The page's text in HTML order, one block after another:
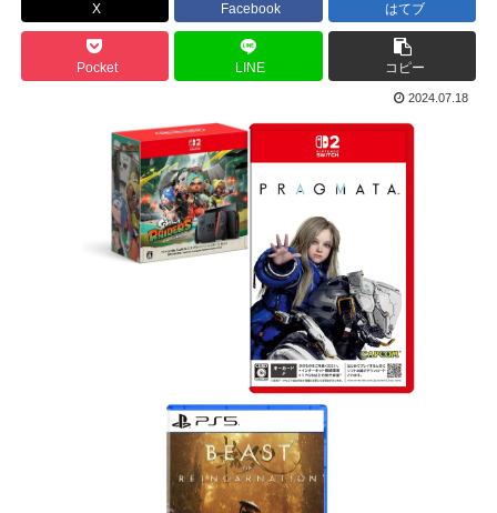
X Facebook はてブ
Pocket LINE コピー
2024.07.18